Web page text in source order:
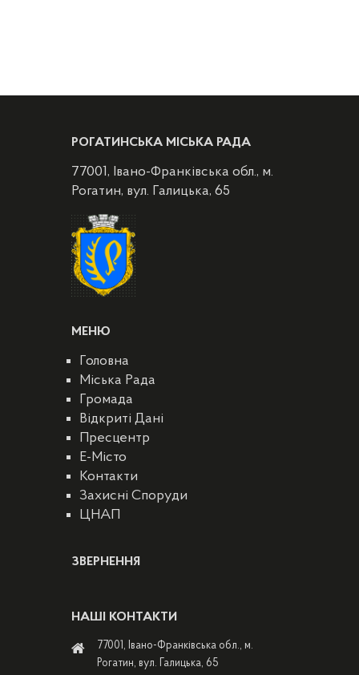
РОГАТИНСЬКА МІСЬКА РАДА
77001, Івано-Франківська обл., м.
Рогатин, вул. Галицька, 65
МЕНЮ
Головна
Міська Рада
Громада
Відкриті Дані
Пресцентр
E-Місто
Контакти
Захисні Споруди
ЦНАП
ЗВЕРНЕННЯ
НАШІ КОНТАКТИ
77001, Івано-Франківська обл., м.
Рогатин, вул. Галицька, 65